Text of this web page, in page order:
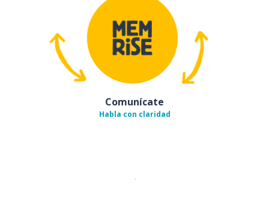
Comunícate
Habla con claridad